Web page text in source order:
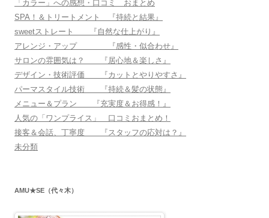
「カラー」への感想・口コミ おまとめ
SPA！＆トリートメント 『持続と結果』
sweetストレート 『自然な仕上がり』
アレンジ・アップ 『感性・似合わせ』
サロンの雰囲気は？ 『居心地＆楽しさ』
デザイン・技術評価 『カットとやりやすさ』
パーマスタイル技術 『持続＆髪の状態』
メニュー＆プラン 『充実度＆お得感！』
人気の「ワンプライス」 口コミおまとめ！
接客＆会話、丁寧度 『スタッフの応対は？』
未分類
AMU★SE（代々木）